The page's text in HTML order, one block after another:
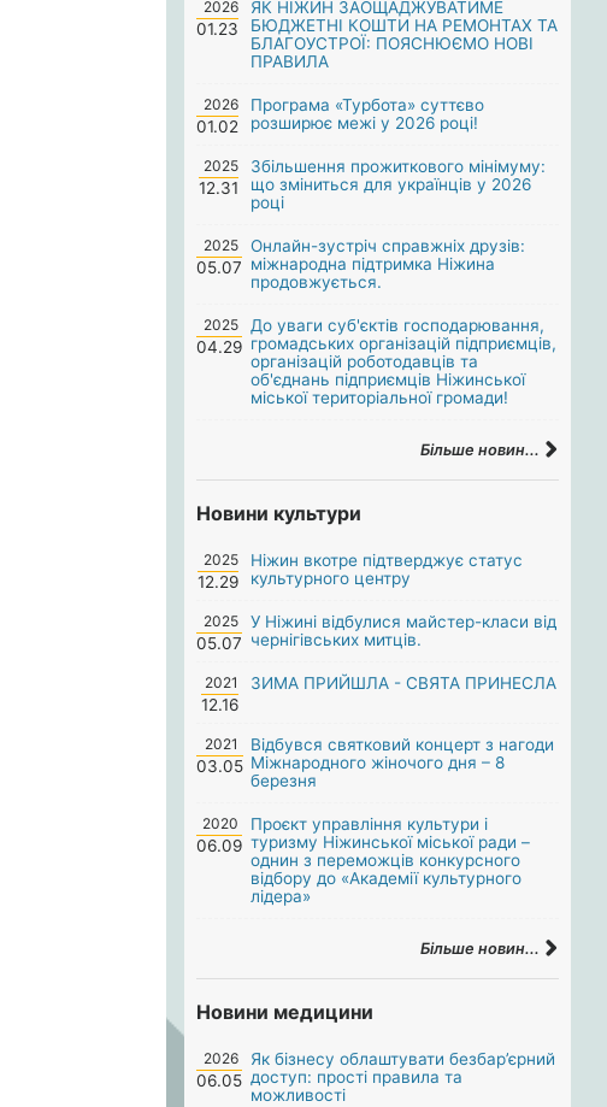
2026
01.23
ЯК НІЖИН ЗАОЩАДЖУВАТИМЕ
БЮДЖЕТНІ КОШТИ НА РЕМОНТАХ ТА
БЛАГОУСТРОЇ: ПОЯСНЮЄМО НОВІ
ПРАВИЛА
2026
01.02
Програма «Турбота» суттєво
розширює межі у 2026 році!
2025
12.31
Збільшення прожиткового мінімуму:
що зміниться для українців у 2026
році
2025
05.07
Онлайн-зустріч справжніх друзів:
міжнародна підтримка Ніжина
продовжується.
2025
04.29
До уваги суб'єктів господарювання,
громадських організацій підприємців,
організацій роботодавців та
об'єднань підприємців Ніжинської
міської територіальної громади!
Більше новин...
Новини культури
2025
12.29
Ніжин вкотре підтверджує статус
культурного центру
2025
05.07
У Ніжині відбулися майстер-класи від
чернігівських митців.
2021
12.16
ЗИМА ПРИЙШЛА - СВЯТА ПРИНЕСЛА
2021
03.05
Відбувся святковий концерт з нагоди
Міжнародного жіночого дня – 8
березня
2020
06.09
Проєкт управління культури і
туризму Ніжинської міської ради –
однин з переможців конкурсного
відбору до «Академії культурного
лідера»
Більше новин...
Новини медицини
2026
06.05
Як бізнесу облаштувати безбар’єрний
доступ: прості правила та
можливості